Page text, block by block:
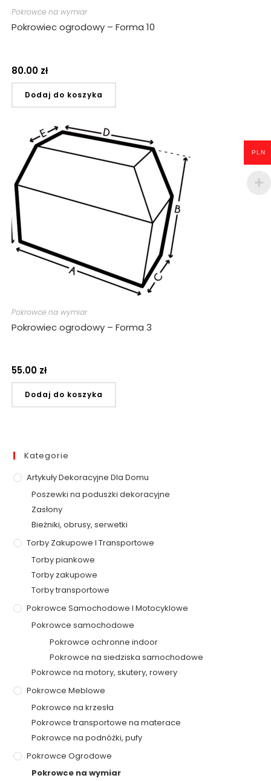
Pokrowce na wymiar
Pokrowiec ogrodowy – Forma 10
80.00 zł
Dodaj do koszyka
Pokrowce na wymiar
Pokrowiec ogrodowy – Forma 3
55.00 zł
Dodaj do koszyka
Kategorie
Artykuły Dekoracyjne Dla Domu
Poszewki na poduszki dekoracyjne
Zasłony
Bieżniki, obrusy, serwetki
Torby Zakupowe I Transportowe
Torby piankowe
Torby zakupowe
Torby transportowe
Pokrowce Samochodowe I Motocyklowe
Pokrowce samochodowe
Pokrowce ochronne indoor
Pokrowce na siedziska samochodowe
Pokrowce na motory, skutery, rowery
Pokrowce Meblowe
Pokrowce na krzesła
Pokrowce transportowe na materace
Pokrowce na podnóżki, pufy
Pokrowce Ogrodowe
Pokrowce na wymiar
PLN